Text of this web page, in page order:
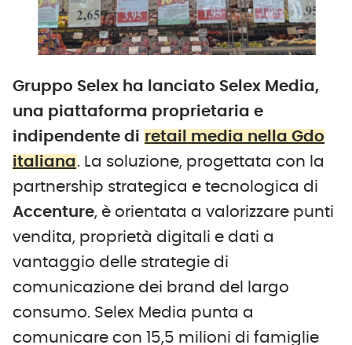
Gruppo Selex ha lanciato Selex Media,
una piattaforma proprietaria e
indipendente di retail media nella Gdo
italiana. La soluzione, progettata con la
partnership strategica e tecnologica di
Accenture, è orientata a valorizzare punti
vendita, proprietà digitali e dati a
vantaggio delle strategie di
comunicazione dei brand del largo
consumo. Selex Media punta a
comunicare con 15,5 milioni di famiglie